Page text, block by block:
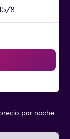
8
por noche